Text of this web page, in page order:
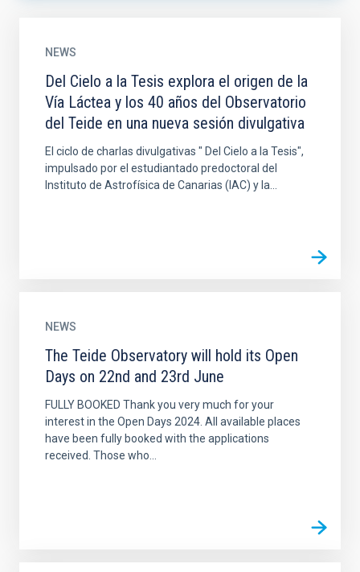
NEWS
Del Cielo a la Tesis explora el origen de la
Vía Láctea y los 40 años del Observatorio
del Teide en una nueva sesión divulgativa
El ciclo de charlas divulgativas " Del Cielo a la Tesis",
impulsado por el estudiantado predoctoral del
Instituto de Astrofísica de Canarias (IAC) y la...
NEWS
The Teide Observatory will hold its Open
Days on 22nd and 23rd June
FULLY BOOKED Thank you very much for your
interest in the Open Days 2024. All available places
have been fully booked with the applications
received. Those who...